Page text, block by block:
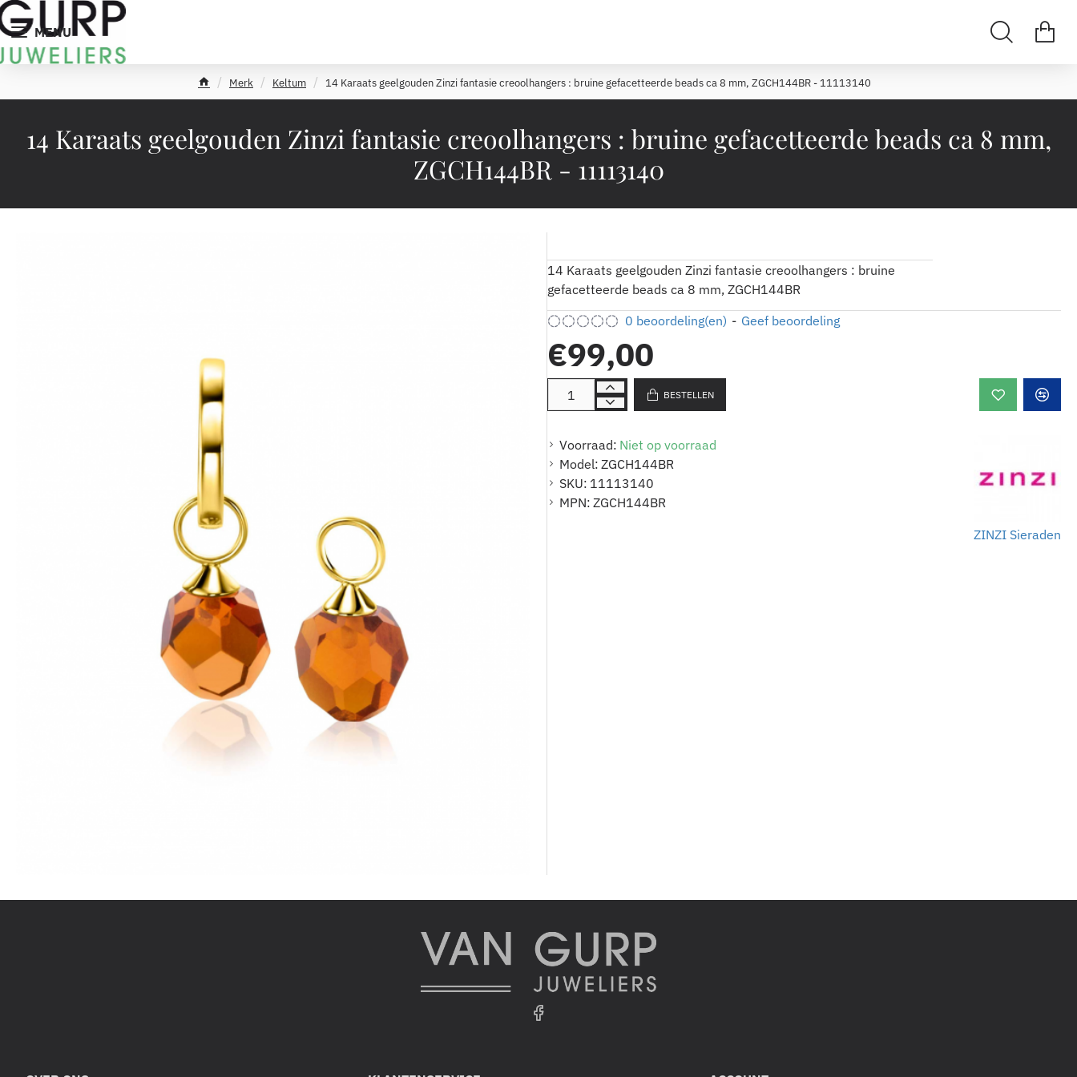
MENU
14 Karaats geelgouden Zinzi fantasie creoolhangers : bruine gefacetteerde beads ca 8 mm,
ZGCH144BR - 11113140
e
Merk Keltum 14 Karaats geelgouden Zinzi fantasie creoolhangers : bruine gefacetteerde beads ca 8 mm, ZGCH144BR - 11113140
14 Karaats geelgouden Zinzi fantasie creoolhangers : bruine
gefacetteerde beads ca 8 mm, ZGCH144BR
Voorraad: Niet op voorraad
Model: ZGCH144BR
SKU: 11113140
MPN: ZGCH144BR
ZINZI Sieraden
0 beoordeling(en) - Geef beoordeling
€99,00
BESTELLEN